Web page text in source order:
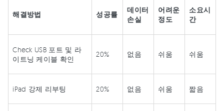
해결방법 성공률
데이터
손실
어려운
정도
소요시
간
Check USB 포트 및 라
이트닝 케이블 확인
20% 없음 쉬움 쉬움
iPad 강제 리부팅 20% 없음 쉬움 짧음